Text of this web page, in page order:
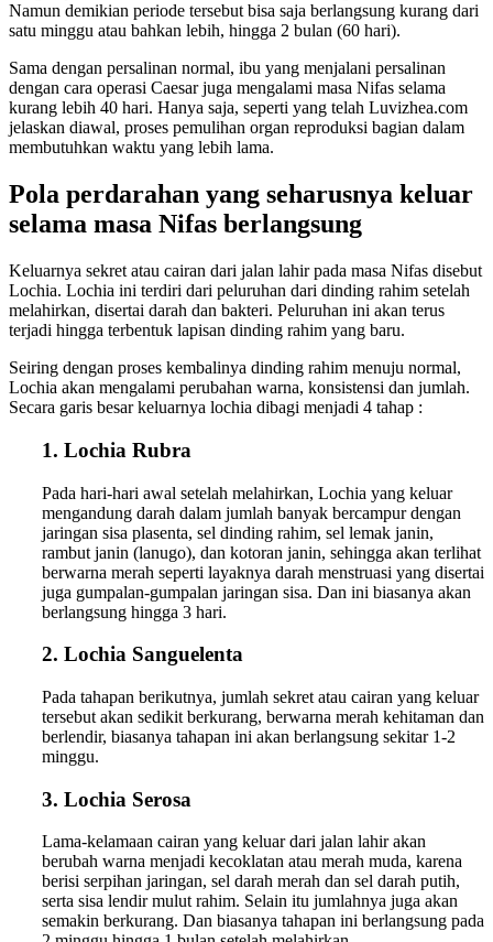
Namun demikian periode tersebut bisa saja berlangsung kurang dari
satu minggu atau bahkan lebih, hingga 2 bulan (60 hari).
Sama dengan persalinan normal, ibu yang menjalani persalinan
dengan cara operasi Caesar juga mengalami masa Nifas selama
kurang lebih 40 hari. Hanya saja, seperti yang telah Luvizhea.com
jelaskan diawal, proses pemulihan organ reproduksi bagian dalam
membutuhkan waktu yang lebih lama.
Pola perdarahan yang seharusnya keluar
selama masa Nifas berlangsung
Keluarnya sekret atau cairan dari jalan lahir pada masa Nifas disebut
Lochia. Lochia ini terdiri dari peluruhan dari dinding rahim setelah
melahirkan, disertai darah dan bakteri. Peluruhan ini akan terus
terjadi hingga terbentuk lapisan dinding rahim yang baru.
Seiring dengan proses kembalinya dinding rahim menuju normal,
Lochia akan mengalami perubahan warna, konsistensi dan jumlah.
Secara garis besar keluarnya lochia dibagi menjadi 4 tahap :
1. Lochia Rubra
Pada hari-hari awal setelah melahirkan, Lochia yang keluar
mengandung darah dalam jumlah banyak bercampur dengan
jaringan sisa plasenta, sel dinding rahim, sel lemak janin,
rambut janin (lanugo), dan kotoran janin, sehingga akan terlihat
berwarna merah seperti layaknya darah menstruasi yang disertai
juga gumpalan-gumpalan jaringan sisa. Dan ini biasanya akan
berlangsung hingga 3 hari.
2. Lochia Sanguelenta
Pada tahapan berikutnya, jumlah sekret atau cairan yang keluar
tersebut akan sedikit berkurang, berwarna merah kehitaman dan
berlendir, biasanya tahapan ini akan berlangsung sekitar 1-2
minggu.
3. Lochia Serosa
Lama-kelamaan cairan yang keluar dari jalan lahir akan
berubah warna menjadi kecoklatan atau merah muda, karena
berisi serpihan jaringan, sel darah merah dan sel darah putih,
serta sisa lendir mulut rahim. Selain itu jumlahnya juga akan
semakin berkurang. Dan biasanya tahapan ini berlangsung pada